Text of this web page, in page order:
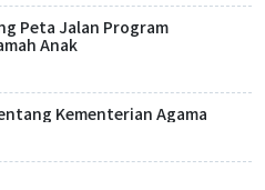
Peta Jalan Program
Anak
Kementerian Agama